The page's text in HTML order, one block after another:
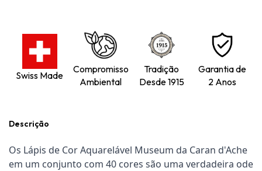
Swiss Made
Compromisso
Ambiental
Tradição
Desde 1915
Garantia de
2 Anos
Descrição
Os Lápis de Cor Aquarelável Museum da Caran d'Ache
em um conjunto com 40 cores são uma verdadeira ode